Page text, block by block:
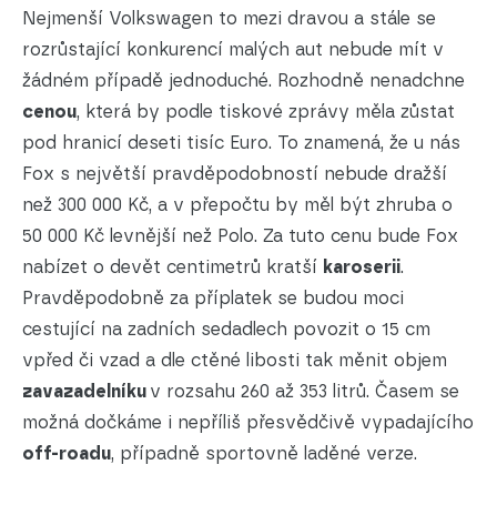
Nejmenší Volkswagen to mezi dravou a stále se
rozrůstající konkurencí malých aut nebude mít v
žádném případě jednoduché. Rozhodně nenadchne
cenou, která by podle tiskové zprávy měla zůstat
pod hranicí deseti tisíc Euro. To znamená, že u nás
Fox s největší pravděpodobností nebude dražší
než 300 000 Kč, a v přepočtu by měl být zhruba o
50 000 Kč levnější než Polo. Za tuto cenu bude Fox
nabízet o devět centimetrů kratší karoserii.
Pravděpodobně za příplatek se budou moci
cestující na zadních sedadlech povozit o 15 cm
vpřed či vzad a dle ctěné libosti tak měnit objem
zavazadelníku v rozsahu 260 až 353 litrů. Časem se
možná dočkáme i nepříliš přesvědčivě vypadajícího
off-roadu, případně sportovně laděné verze.